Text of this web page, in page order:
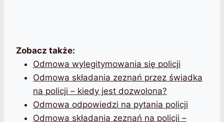
Zobacz także:
Odmowa wylegitymowania się policji
Odmowa składania zeznań przez świadka
na policji – kiedy jest dozwolona?
Odmowa odpowiedzi na pytania policji
Odmowa składania zeznań na policji –